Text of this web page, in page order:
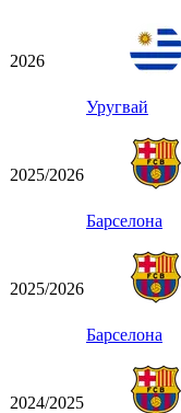
2026
Уругвай
2025/2026
Барселона
2025/2026
Барселона
2024/2025